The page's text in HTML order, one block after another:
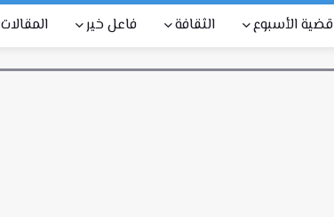
قضية الأسبوع الثقافة فاعل خير المقالات